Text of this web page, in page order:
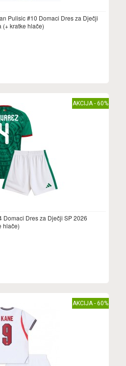
Pulisic #10 Domaci Dres za Dječji
(+ kratke hlače)
AKCIJA - 60%
Domaci Dres za Dječji SP 2026
hlače)
AKCIJA - 60%